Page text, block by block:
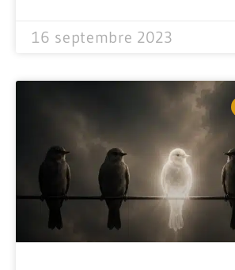
16 septembre 2023